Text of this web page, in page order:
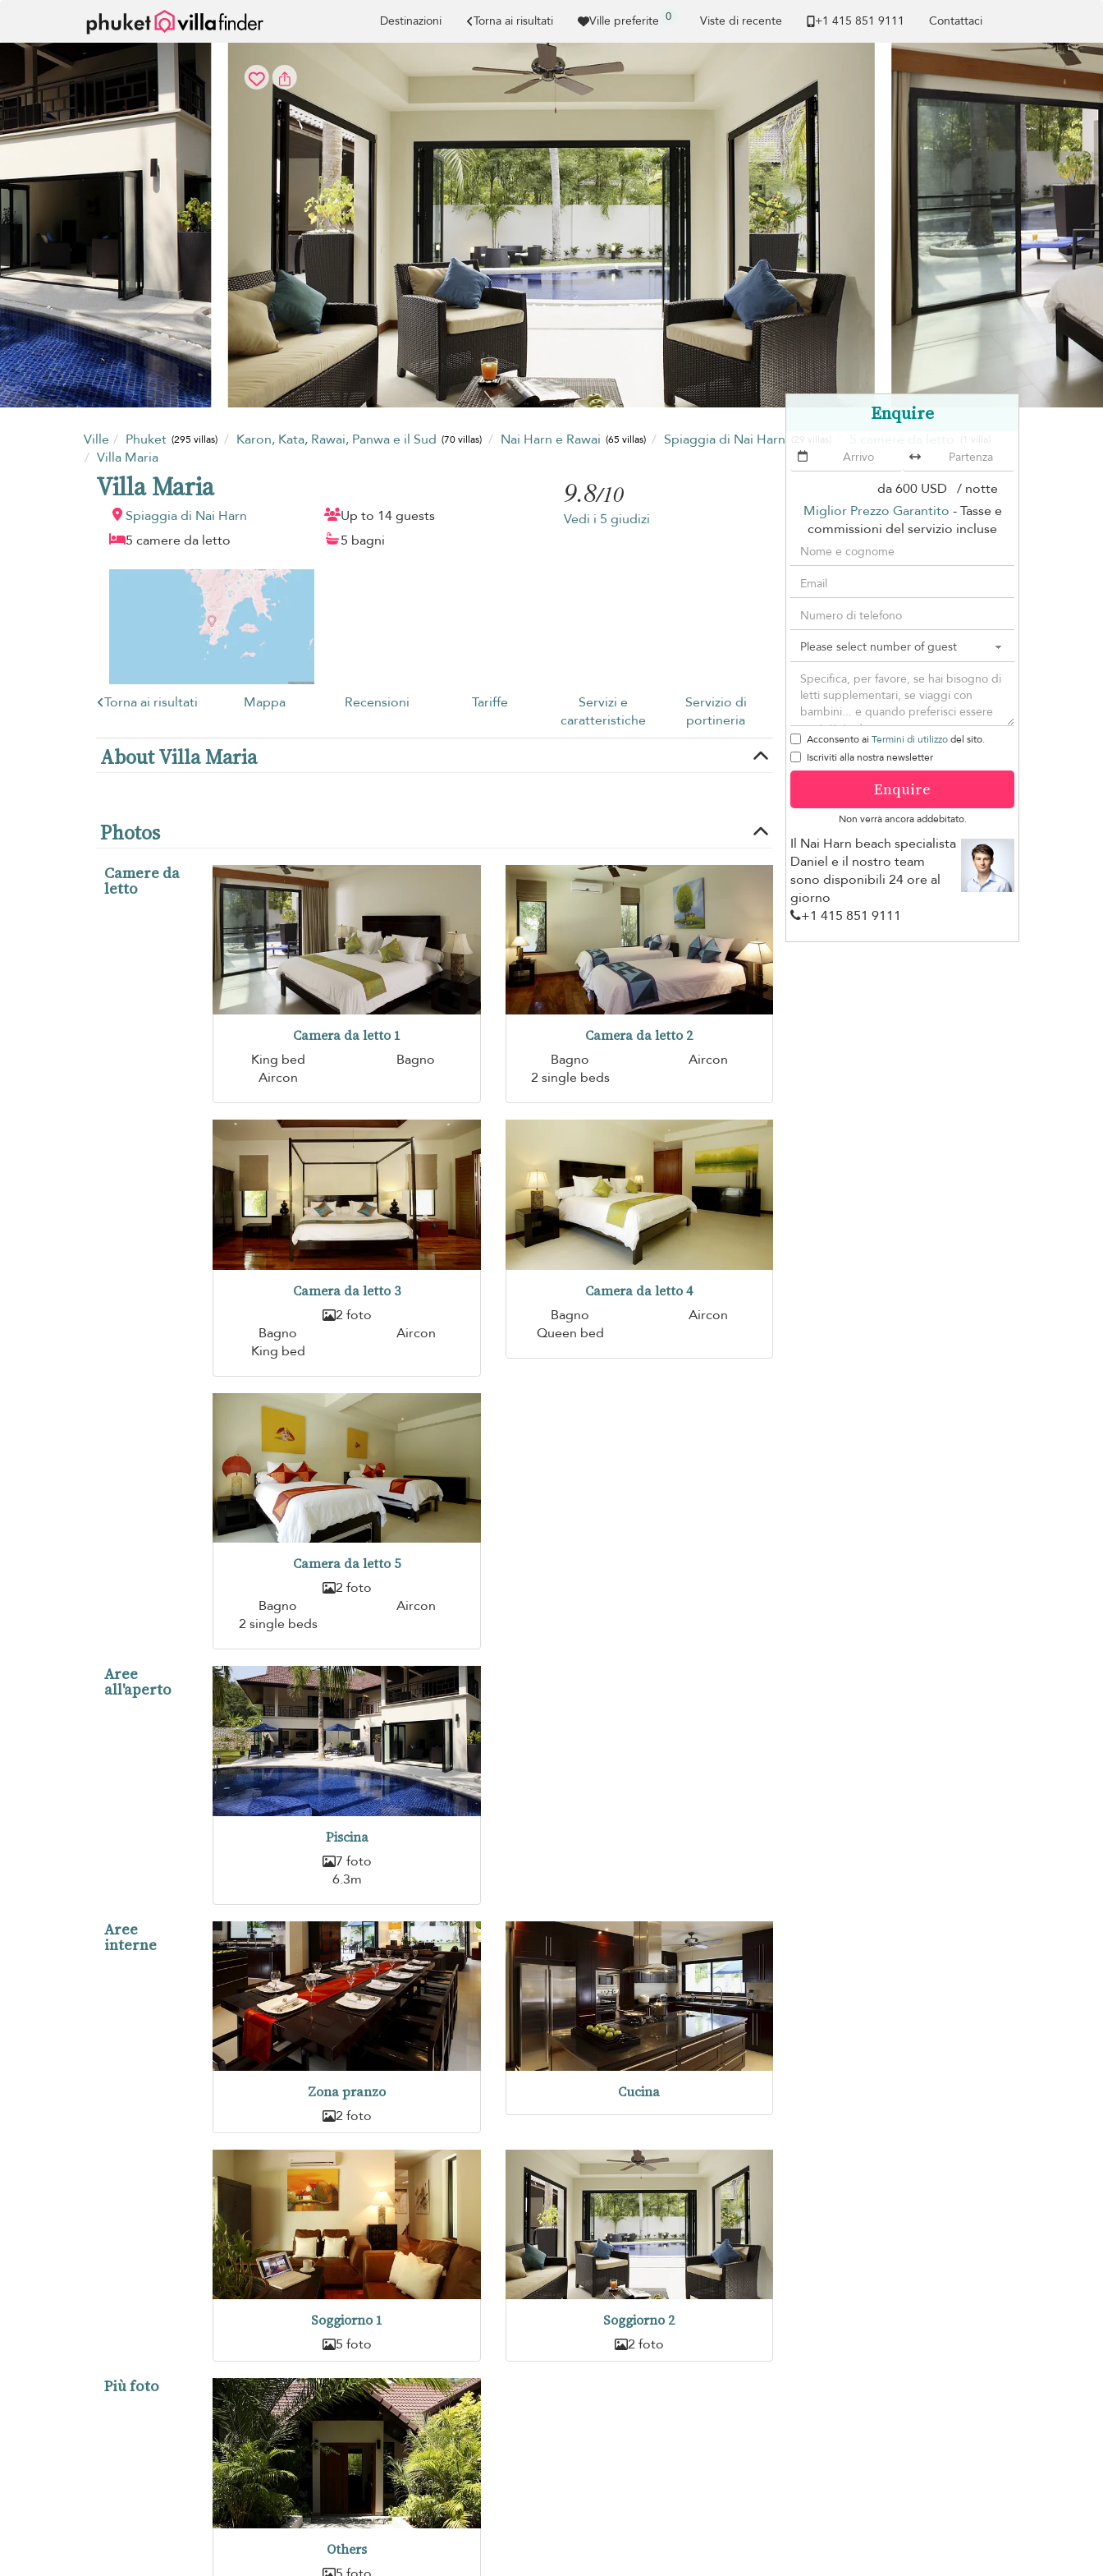
Destinazioni Torna ai risultati Ville preferite 0 Viste di recente +1 ​415 851 9111 Contattaci
Ville Phuket (295 villas) Karon, Kata, Rawai, Panwa e il Sud (70 villas) Nai Harn e Rawai (65 villas) Spiaggia di Nai Harn (29 villas) (1 villa)
Villa Maria
Villa Maria
Spiaggia di Nai Harn
Up to 14 guests
5 camere da letto
5 bagni
9.8/10
Vedi i 5 giudizi
Torna ai risultati Mappa Recensioni Tariffe
Servizi e
caratteristiche
Servizio di
portineria
About Villa Maria
Photos
Camere da
letto
Camera da letto 1
King bed
Bagno
Aircon
Camera da letto 2
Bagno
Aircon
2 single beds
Camera da letto 3
2 foto
Bagno
Aircon
King bed
Camera da letto 4
Bagno
Aircon
Queen bed
Camera da letto 5
2 foto
Bagno
Aircon
2 single beds
Aree
all'aperto
Piscina
7 foto
6.3m
Aree
interne
Zona pranzo
2 foto
Cucina
Soggiorno 1
5 foto
Soggiorno 2
2 foto
Più foto
Others
Enquire
da600 USD / notte
Miglior Prezzo Garantito - Tasse e
commissioni del servizio incluse
Acconsento ai Termini di utilizzodel sito.
Iscriviti alla nostra newsletter
Enquire
Non verrà ancora addebitato.
Il Nai Harn beach specialista
Daniel e il nostro team
sono disponibili 24 ore al
giorno
+1 ​415 851 9111
Pannello di gestione dei cookies